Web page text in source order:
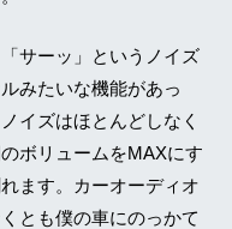
サーッ」というノイズ
みたいな機能があっ
イズはほとんどしなく
ボリュームをMAXにす
ます。カーオーディオ
とも僕の車にのっかて